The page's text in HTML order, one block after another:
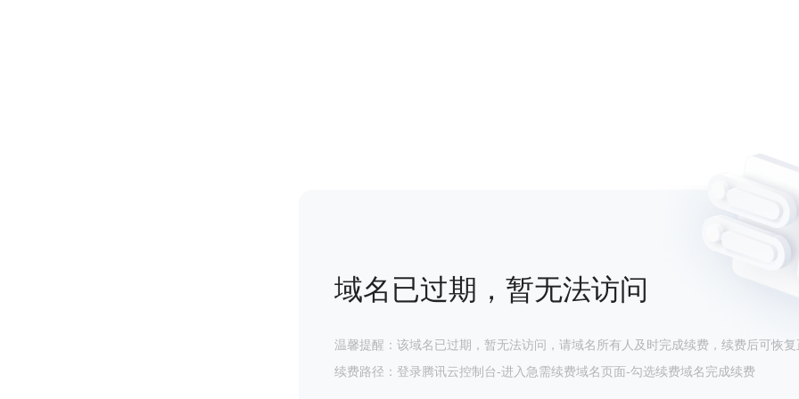
域名已过期，暂无法访问
温馨提醒：该域名已过期，暂无法访问，请域名所有人及时完成续费，续费后可恢复
续费路径：登录腾讯云控制台-进入急需续费域名页面-勾选续费域名完成续费